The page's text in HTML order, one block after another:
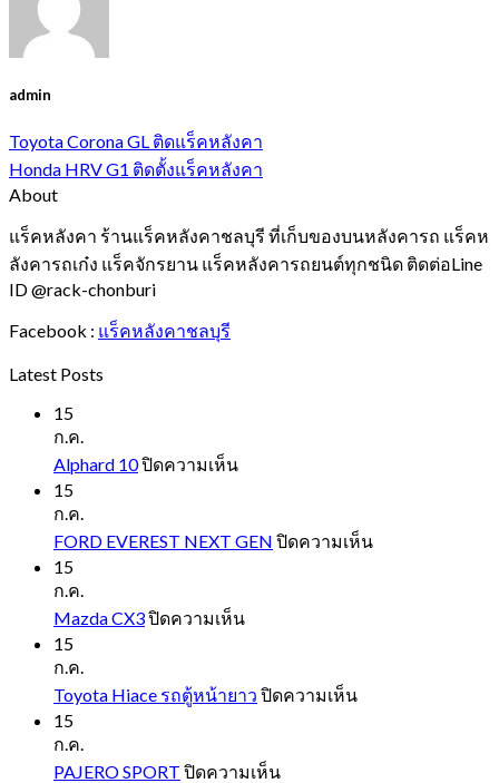
admin
Toyota Corona GL ติดแร็คหลังคา
Honda HRV G1 ติดตั้งแร็คหลังคา
About
แร็คหลังคา ร้านแร็คหลังคาชลบุรี ที่เก็บของบนหลังคารถ แร็คห
ลังคารถเก๋ง แร็คจักรยาน แร็คหลังคารถยนต์ทุกชนิด ติดต่อLine
ID @rack-chonburi
Facebook : แร็คหลังคาชลบุรี
Latest Posts
15
ก.ค.
Alphard 10ปิดความเห็นบน
15
ก.ค.
FORD EVEREST NEXT GEN ปิดความเห็นบน
15
ก.ค.
Mazda CX3ปิดความเห็นบน
15
ก.ค.
Toyota Hiace รถตู้หน้ายาว ปิดความเห็นบน
15
ก.ค.
PAJERO SPORT ปิดความเห็นบน